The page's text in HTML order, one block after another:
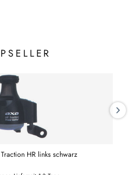
HR links schwarz